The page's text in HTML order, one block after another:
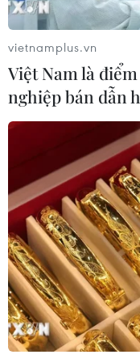
TIN CÙNG
tạo quốc tế 2026:
Nam đoạt huy
08/08/2026 14:24
Sáp nhập Trường
Thể thao và Du
Trường Đại học
vietnamplus.vn
Việt Nam là
nghiệp bán dẫn